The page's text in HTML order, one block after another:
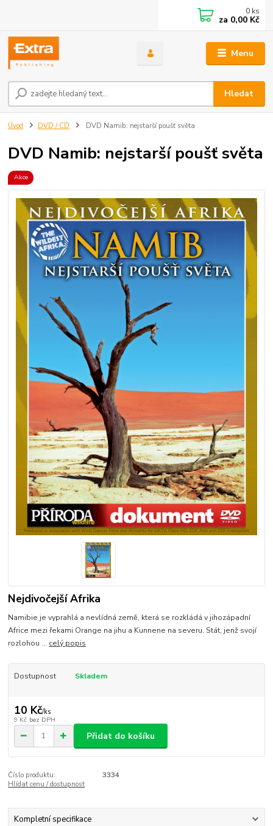
Menu
Hledat
0 ks
za 0,00 Kč
Úvod DVD / CD DVD Namib: nejstarší poušť světa
DVD Namib: nejstarší poušť světa
Akce
Nejdivočejší Afrika
Namibie je vyprahlá a nevlídná země, která se rozkládá v jihozápadní
Africe mezi řekami Orange na jihu a Kunnene na severu. Stát, jenž svojí
rozlohou ... celý popis
Dostupnost Skladem
10 Kč/ks
9 Kč bez DPH
Přidat do košíku
Číslo produktu:
3334
Hlídat cenu / dostupnost
Kompletní specifikace